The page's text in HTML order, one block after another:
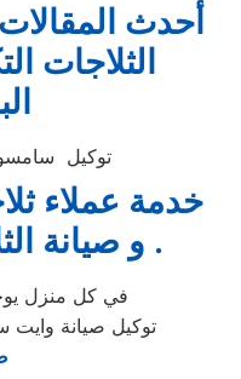
أحدث
الثلاجات
توكيل سامسونج
خدمة عملاء
و صيانة الثلاجات بجودة عالية .
في كل منزل
توكيل صيانة وايت